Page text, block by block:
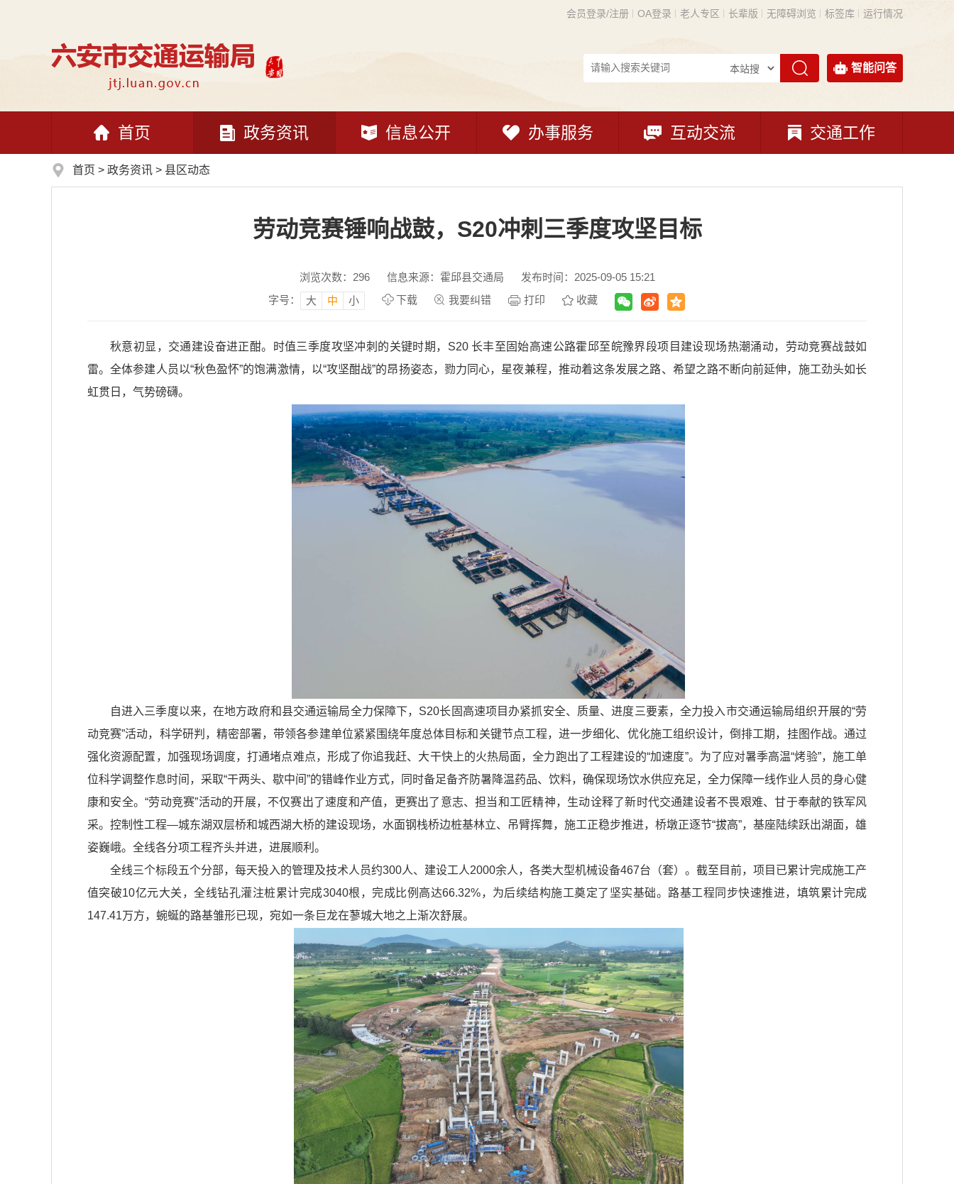
会员登录/注册 OA登录 老人专区 长辈版 无障碍浏览 标签库 运行情况
智能问答
首页 政务资讯 信息公开 办事服务 互动交流 交通工作
首页 > 政务资讯 > 县区动态
劳动竞赛锤响战鼓，S20冲刺三季度攻坚目标
浏览次数： 296 信息来源：霍邱县交通局
发布时间：2025-09-05 15:21
字号：
大 中 小 下载 我要纠错 打印 收藏
秋意初显，交通建设奋进正酣。时值三季度攻坚冲刺的关键时期，S20 长丰至固始高速公路霍邱至皖豫界段项目建设现场热潮涌动，劳动竞赛战鼓如
雷。全体参建人员以“秋色盈怀”的饱满激情，以“攻坚酣战”的昂扬姿态，勠力同心，星夜兼程，推动着这条发展之路、希望之路不断向前延伸，施工劲头如长
虹贯日，气势磅礴。
自进入三季度以来，在地方政府和县交通运输局全力保障下，S20长固高速项目办紧抓安全、质量、进度三要素，全力投入市交通运输局组织开展的“劳
动竞赛”活动，科学研判，精密部署，带领各参建单位紧紧围绕年度总体目标和关键节点工程，进一步细化、优化施工组织设计，倒排工期，挂图作战。通过
强化资源配置，加强现场调度，打通堵点难点，形成了你追我赶、大干快上的火热局面，全力跑出了工程建设的“加速度”。为了应对暑季高温“烤验”，施工单
位科学调整作息时间，采取“干两头、歇中间”的错峰作业方式，同时备足备齐防暑降温药品、饮料，确保现场饮水供应充足，全力保障一线作业人员的身心健
康和安全。“劳动竞赛”活动的开展，不仅赛出了速度和产值，更赛出了意志、担当和工匠精神，生动诠释了新时代交通建设者不畏艰难、甘于奉献的铁军风
采。控制性工程—城东湖双层桥和城西湖大桥的建设现场，水面钢栈桥边桩基林立、吊臂挥舞，施工正稳步推进，桥墩正逐节“拔高”，基座陆续跃出湖面，雄
姿巍峨。全线各分项工程齐头并进，进展顺利。
全线三个标段五个分部，每天投入的管理及技术人员约300人、建设工人2000余人，各类大型机械设备467台（套）。截至目前，项目已累计完成施工产
值突破10亿元大关，全线钻孔灌注桩累计完成3040根，完成比例高达66.32%，为后续结构施工奠定了坚实基础。路基工程同步快速推进，填筑累计完成
147.41万方，蜿蜒的路基雏形已现，宛如一条巨龙在蓼城大地之上渐次舒展。